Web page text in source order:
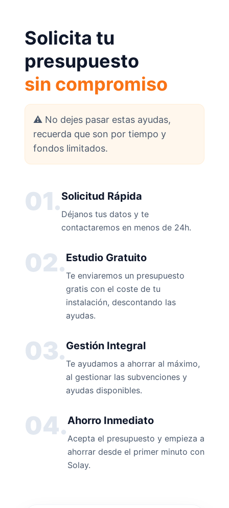
Solicita tu
presupuesto
sin compromiso
⚠️ No dejes pasar estas ayudas,
recuerda que son por tiempo y
fondos limitados.
01.Solicitud Rápida
Déjanos tus datos y te
contactaremos en menos de 24h.
02.Estudio Gratuito
Te enviaremos un presupuesto
gratis con el coste de tu
instalación, descontando las
ayudas.
03.Gestión Integral
Te ayudamos a ahorrar al máximo,
al gestionar las subvenciones y
ayudas disponibles.
04.Ahorro Inmediato
Acepta el presupuesto y empieza a
ahorrar desde el primer minuto con
Solay.